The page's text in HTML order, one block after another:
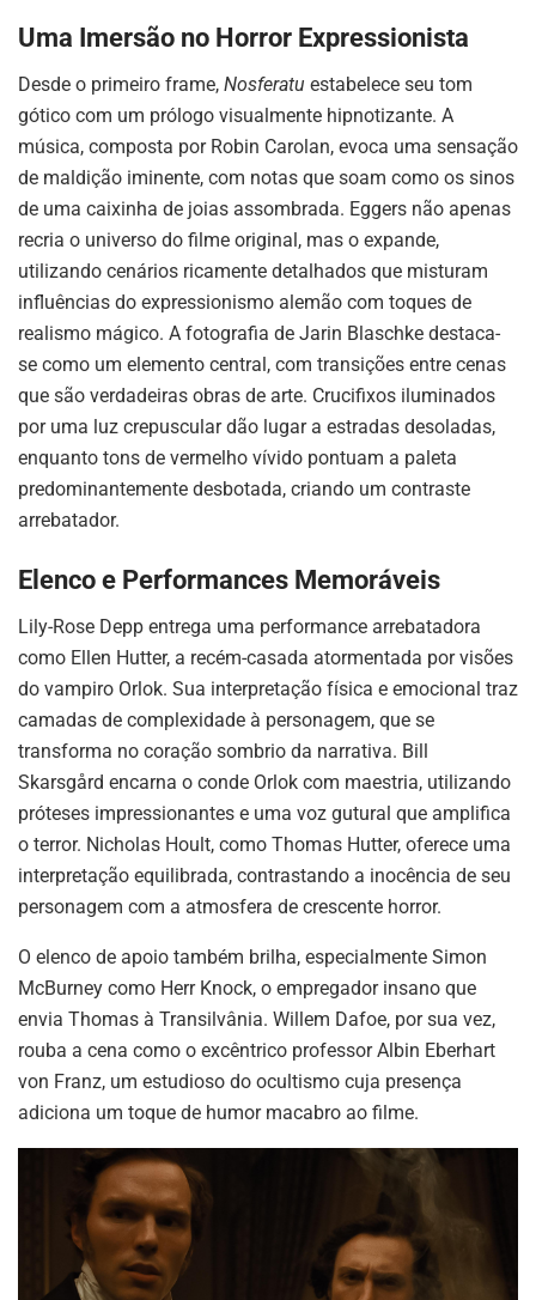
Uma Imersão no Horror Expressionista
Desde o primeiro frame, Nosferatu estabelece seu tom
gótico com um prólogo visualmente hipnotizante. A
música, composta por Robin Carolan, evoca uma sensação
de maldição iminente, com notas que soam como os sinos
de uma caixinha de joias assombrada. Eggers não apenas
recria o universo do filme original, mas o expande,
utilizando cenários ricamente detalhados que misturam
influências do expressionismo alemão com toques de
realismo mágico. A fotografia de Jarin Blaschke destaca-
se como um elemento central, com transições entre cenas
que são verdadeiras obras de arte. Crucifixos iluminados
por uma luz crepuscular dão lugar a estradas desoladas,
enquanto tons de vermelho vívido pontuam a paleta
predominantemente desbotada, criando um contraste
arrebatador.
Elenco e Performances Memoráveis
Lily-Rose Depp entrega uma performance arrebatadora
como Ellen Hutter, a recém-casada atormentada por visões
do vampiro Orlok. Sua interpretação física e emocional traz
camadas de complexidade à personagem, que se
transforma no coração sombrio da narrativa. Bill
Skarsgård encarna o conde Orlok com maestria, utilizando
próteses impressionantes e uma voz gutural que amplifica
o terror. Nicholas Hoult, como Thomas Hutter, oferece uma
interpretação equilibrada, contrastando a inocência de seu
personagem com a atmosfera de crescente horror.
O elenco de apoio também brilha, especialmente Simon
McBurney como Herr Knock, o empregador insano que
envia Thomas à Transilvânia. Willem Dafoe, por sua vez,
rouba a cena como o excêntrico professor Albin Eberhart
von Franz, um estudioso do ocultismo cuja presença
adiciona um toque de humor macabro ao filme.